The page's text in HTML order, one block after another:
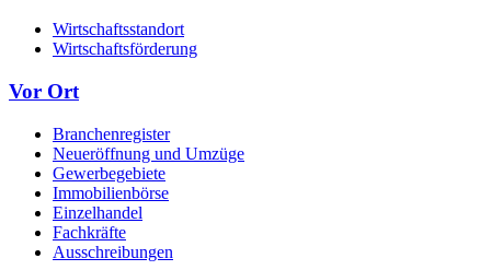
Wirtschaftsstandort
Wirtschaftsförderung
Vor Ort
Branchenregister
Neueröffnung und Umzüge
Gewerbegebiete
Immobilienbörse
Einzelhandel
Fachkräfte
Ausschreibungen